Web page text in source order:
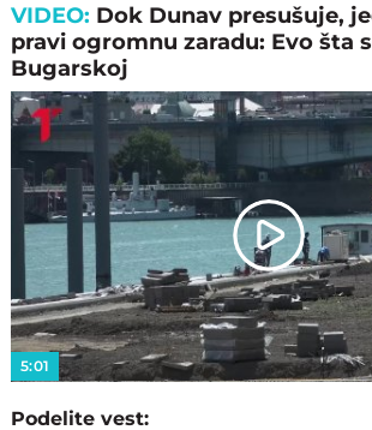
VIDEO: Dok Dunav presušuje,
pravi ogromnu zaradu: Evo šta
Bugarskoj
Play
Video
5:01
Podelite vest: